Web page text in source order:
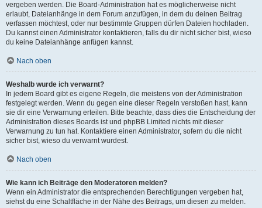
vergeben werden. Die Board-Administration hat es möglicherweise nicht
erlaubt, Dateianhänge in dem Forum anzufügen, in dem du deinen Beitrag
verfassen möchtest, oder nur bestimmte Gruppen dürfen Dateien hochladen.
Du kannst einen Administrator kontaktieren, falls du dir nicht sicher bist, wieso
du keine Dateianhänge anfügen kannst.
Nach oben
Weshalb wurde ich verwarnt?
In jedem Board gibt es eigene Regeln, die meistens von der Administration
festgelegt werden. Wenn du gegen eine dieser Regeln verstoßen hast, kann
sie dir eine Verwarnung erteilen. Bitte beachte, dass dies die Entscheidung der
Administration dieses Boards ist und phpBB Limited nichts mit dieser
Verwarnung zu tun hat. Kontaktiere einen Administrator, sofern du die nicht
sicher bist, wieso du verwarnt wurdest.
Nach oben
Wie kann ich Beiträge den Moderatoren melden?
Wenn ein Administrator die entsprechenden Berechtigungen vergeben hat,
siehst du eine Schaltfläche in der Nähe des Beitrags, um diesen zu melden.